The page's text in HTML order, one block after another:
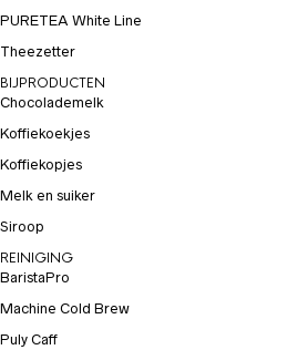
PURETEA White Line
Theezetter
BIJPRODUCTEN
Chocolademelk
Koffiekoekjes
Koffiekopjes
Melk en suiker
Siroop
REINIGING
BaristaPro
Machine Cold Brew
Puly Caff